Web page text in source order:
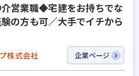
営業職◆宅建をお持ちでな
の⽅も可／⼤⼿でイチから
株式会社 企業ページ